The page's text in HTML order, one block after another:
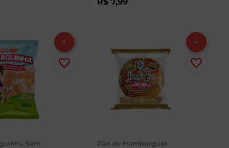
Sem
Pão de Hambúrguer